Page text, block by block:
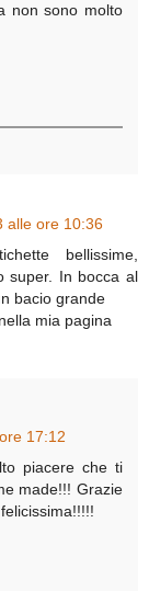
non sono molto
alle ore 10:36
bellissime,
super. In bocca al
bacio grande
mia pagina
17:12
piacere che ti
made!!! Grazie